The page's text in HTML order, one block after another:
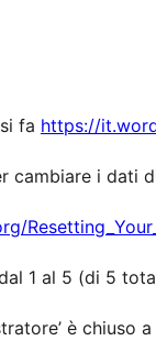
fa https://
cambiare i dati
1 al 5 (di 5
è chiuso